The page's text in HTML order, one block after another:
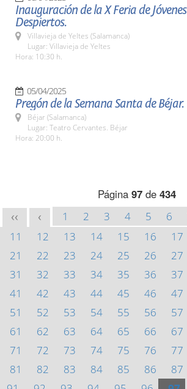
Inauguración de la X Feria de Jóvenes
Despiertos.
Villavieja de Yeltes (Salamanca)
Lugar: Villavieja de Yeltes
Hora: 10:30 h.
05/04/2025
Pregón de la Semana Santa de Béjar.
Béjar (Salamanca)
Lugar: Teatro Cervantes. Béjar
Hora: 20:00 h.
Página 97 de 434
<< < 1 2 3 4 5 6
11
12 13 14 15 16 17
21
22 23 24 25 26 27
31
32 33 34 35 36 37
41
42 43 44 45 46 47
51
52 53 54 55 56 57
61
62 63 64 65 66 67
71
72 73 74 75 76 77
81
82 83 84 85 86 87